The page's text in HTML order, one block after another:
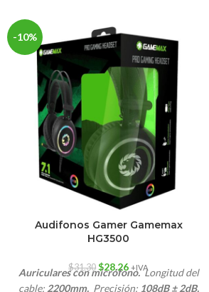
-10%
Audifonos Gamer Gamemax
HG3500
$31.30 $28.26 +IVA
Auriculares con micrófono. Longitud del
cable:2200mm. Precisión:108dB ± 2dB.